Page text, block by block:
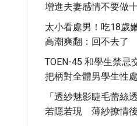
增進夫妻感情不要做
太小看處男！吃18
高潮爽翻：回不去了
TOEN-45 和學生禁忌
把柄對全體男學生性
「透紗魅影睫毛蕾絲
若隱若現 薄紗撩情後